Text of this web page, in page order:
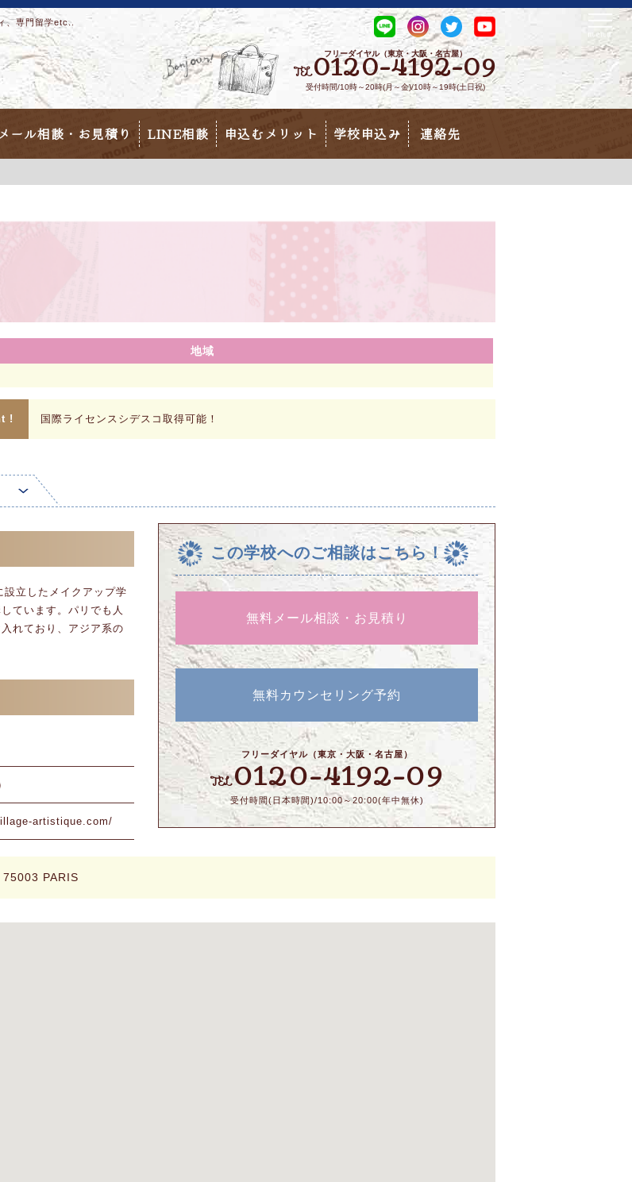
、専門留学etc..
フリーダイヤル（東京・大阪・名古屋）
TEL0120-4192-09
受付時間/10時～20時(月～金)/10時～19時(土日祝)
メール相談・お見積り LINE相談 申込むメリット 学校申込み 連絡先
地域
! 国際ライセンスシデスコ取得可能！
立したメイクアップ学
ています。パリでも人
れており、アジア系の
artistique.com/
この学校へのご相談はこちら！
無料メール相談・お見積り
無料カウンセリング予約
フリーダイヤル（東京・大阪・名古屋）
TEL0120-4192-09
受付時間(日本時間)/10:00～20:00(年中無休)
PARIS